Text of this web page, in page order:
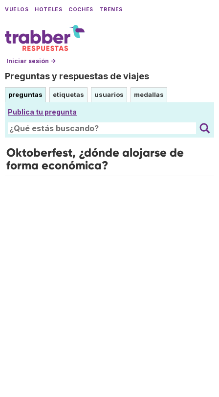
VUELOS HOTELES COCHES TRENES
Iniciar sesión →
Preguntas y respuestas de viajes
preguntas etiquetas usuarios medallas
Publica tu pregunta
Oktoberfest, ¿dónde alojarse de
forma económica?